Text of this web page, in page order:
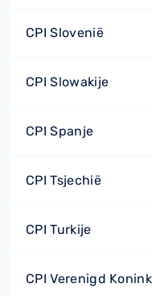
CPI Slovenië
CPI Slowakije
CPI Spanje
CPI Tsjechië
CPI Turkije
CPI Verenigd